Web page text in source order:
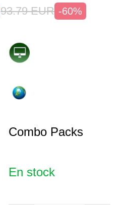
93.79 EUR -60%
Combo Packs
En stock